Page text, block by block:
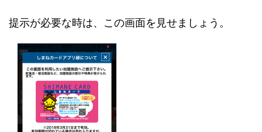
提示が必要な時は、この画面を見せましょう。